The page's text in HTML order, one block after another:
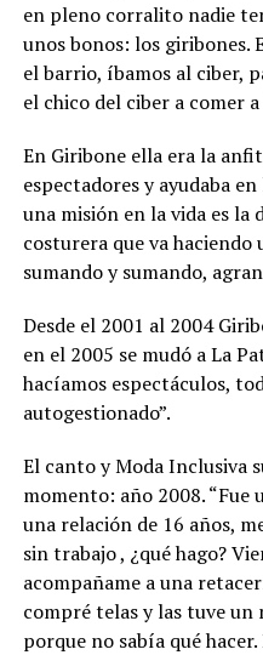
en pleno corralito nadie
unos bonos: los giribones.
el barrio, íbamos al ciber,
el chico del ciber a comer
En Giribone ella era la
espectadores y ayudaba
una misión en la vida es la
costurera que va haciendo
sumando y sumando,
Desde el 2001 al 2004
en el 2005 se mudó a La
hacíamos espectáculos,
autogestionado”.
El canto y Moda Inclusiva
momento: año 2008. “Fue
una relación de 16 años,
sin trabajo , ¿qué hago?
acompañame a una
compré telas y las tuve
porque no sabía qué